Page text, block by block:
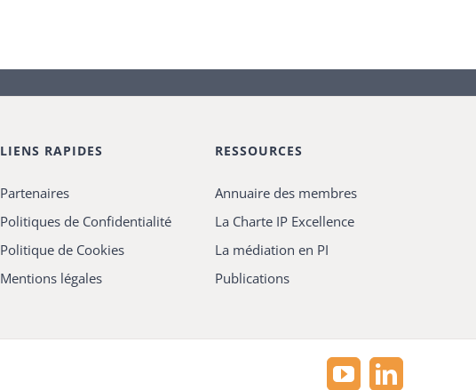
LIENS RAPIDES
Partenaires
Politiques de Confidentialité
Politique de Cookies
Mentions légales
RESSOURCES
Annuaire des membres
La Charte IP Excellence
La médiation en PI
Publications
YouTubeLinkedIn